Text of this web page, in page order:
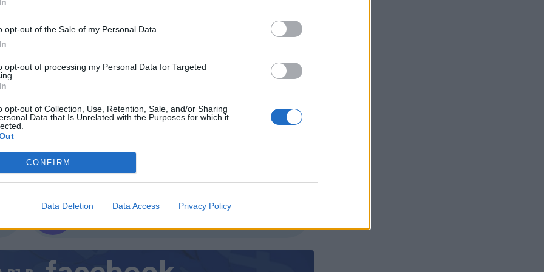
opt-out of the Sale of my Personal Data.
opt-out of processing my Personal Data for Targeted
opt-out of Collection, Use, Retention, Sale, and/or Sharing
Data that Is Unrelated with the Purposes for which it
CONFIRM
Data Deletion Data Access Privacy Policy
Учените отбелязват, че както всички други
вътрешния ни часовник
светлинно излъчване в тази част от деня.
само като комплимент – може да се окаже вярно.
НОВИНИ »
Последвайте ни във